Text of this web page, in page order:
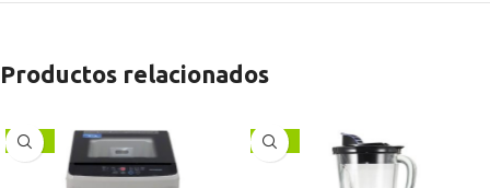
Productos relacionados
-24% -17%